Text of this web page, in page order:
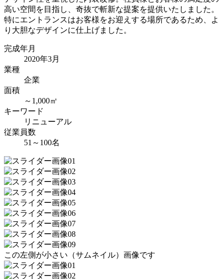
高い空間を目指し、奇抜で斬新な提案を提供いたしました。
特にエントランスはお客様をお迎えする場所であるため、よ
り大胆なデザインに仕上げました。
完成年月
2020年3月
業種
企業
面積
～1,000㎡
キーワード
リニューアル
従業員数
51～100名
この左側が小さい（サムネイル）画像です